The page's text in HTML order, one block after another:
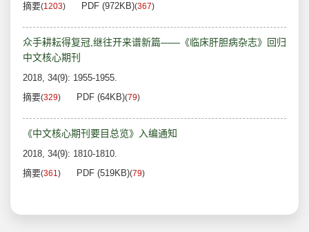
摘要(1203) PDF (972KB)(367)
众手耕耘得复冠,继往开来谱新篇——《临床肝胆病杂志》回归
中文核心期刊
2018, 34(9): 1955-1955.
摘要(329) PDF (64KB)(79)
《中文核心期刊要目总览》入编通知
2018, 34(9): 1810-1810.
摘要(361) PDF (519KB)(79)